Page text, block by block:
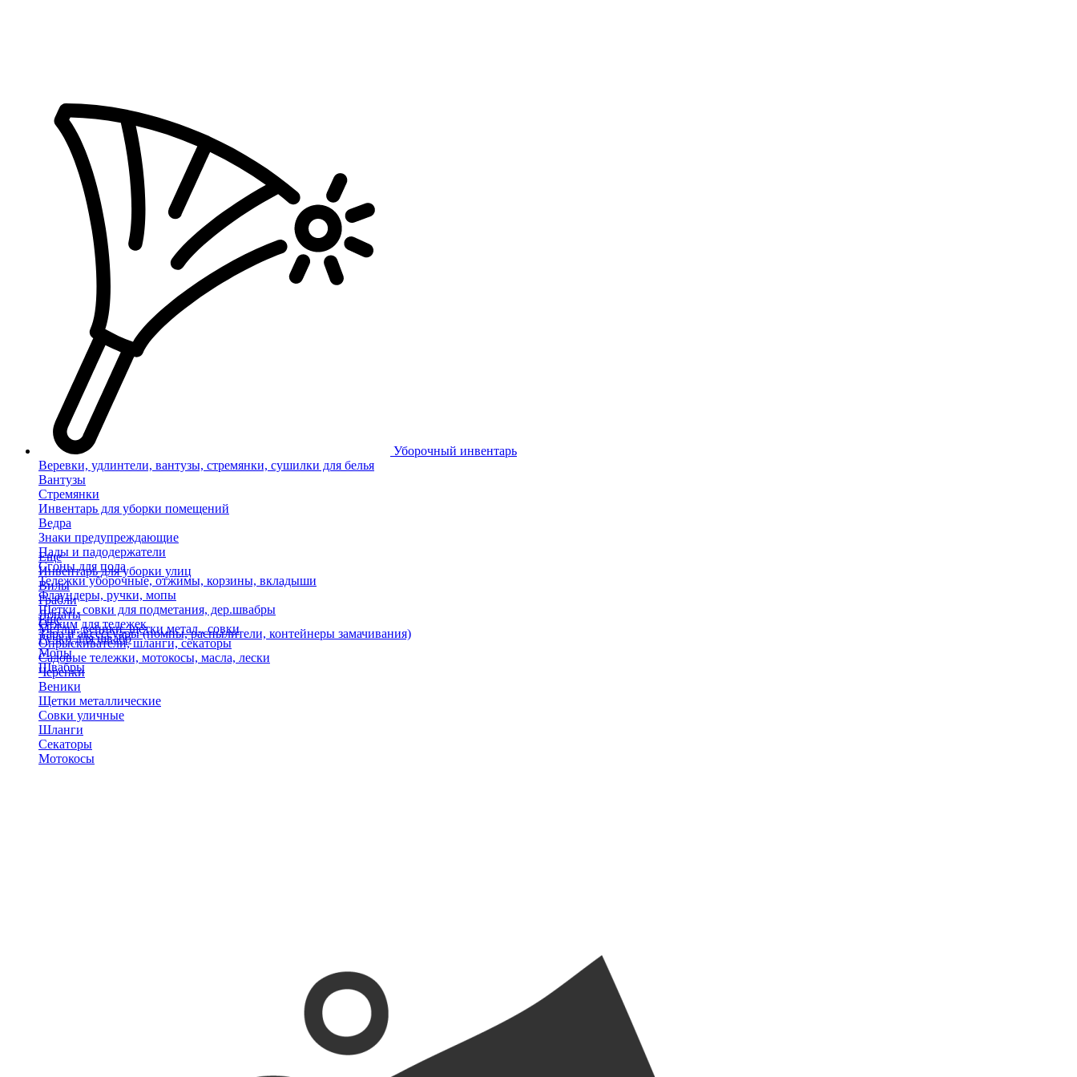
Уборочный инвентарь
Веревки, удлинтели, вантузы, стремянки, сушилки для белья
Вантузы
Стремянки
Инвентарь для уборки помещений
Ведра
Знаки предупреждающие
Пады и падодержатели
Сгоны для пола
Тележки уборочные, отжимы, корзины, вкладыши
Флаундеры, ручки, мопы
Щетки, совки для подметания, дер.швабры
Отжим для тележек
Ручки для швабр
Мопы
Швабры
Еще
Инвентарь для уборки улиц
Вилы
Грабли
Лопаты
Метлы, веники, щетки метал., совки
Опрыскиватели, шланги, секаторы
Садовые тележки, мотокосы, масла, лески
Черенки
Веники
Щетки металлические
Совки уличные
Шланги
Секаторы
Мотокосы
Еще
Тара и аксессуары (помпы, распылители, контейнеры замачивания)